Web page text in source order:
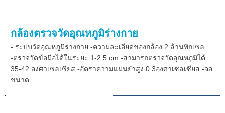
กล้องตรวจวัดอุณหภูมิร่างกาย
- ระบบวัดอุณหภูมิร่างกาย -ความละเอียดของกล้อง 2 ล้านพิกเซล
-ตรวจวัดข้อมือได้ในระยะ 1-2.5 cm -สามารถตรวจวัดอุณหภูมิได้
35-42 องศาเซลเซียส -อัตราความแม่นยำสูง 0.3องศาเซลเซียส -จอ
ขนาด...